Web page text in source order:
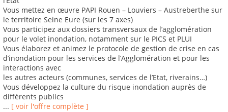
Vous mettez en œuvre PAPI Rouen – Louviers – Austreberthe sur
le territoire Seine Eure (sur les 7 axes)
Vous participez aux dossiers transversaux de l’agglomération
pour le volet inondation, notamment sur le PICS et PLUI
Vous élaborez et animez le protocole de gestion de crise en cas
d’inondation pour les services de l’Agglomération et pour les
interactions avec
les autres acteurs (communes, services de l’Etat, riverains…)
Vous développez la culture du risque inondation auprès de
différents publics
... [ voir l'offre complète ]